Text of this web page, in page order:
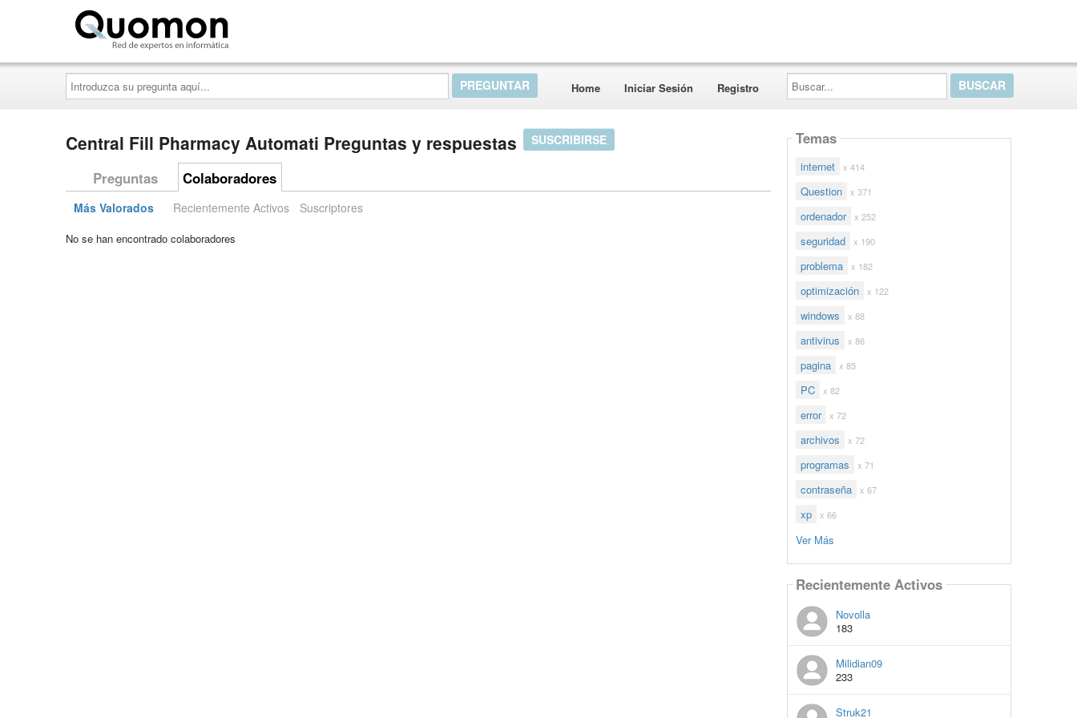
Introduzca
su
pregunta
aquí...
Home Iniciar Sesión Registro
Buscar...
Central Fill Pharmacy Automati Preguntas y respuestas SUSCRIBIRSE
Preguntas Colaboradores
Más Valorados Recientemente Activos Suscriptores
No se han encontrado colaboradores
Temas
internet x 414
Question x 371
ordenador x 252
seguridad x 190
problema x 182
optimización x 122
windows x 88
antivirus x 86
pagina x 85
PC x 82
error x 72
archivos x 72
programas x 71
contraseña x 67
xp x 66
Ver Más
Recientemente Activos
Novolla
183
Milidian09
233
Struk21